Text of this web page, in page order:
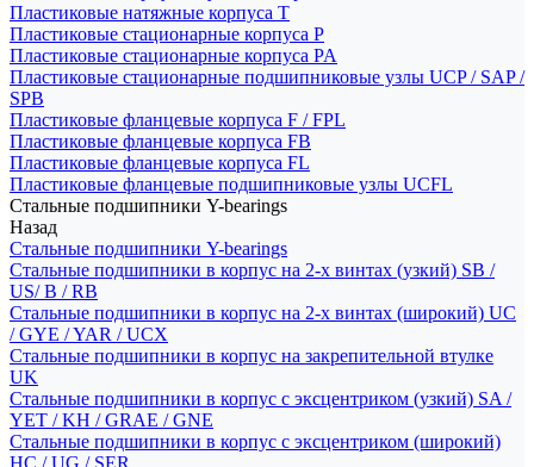
Пластиковые натяжные корпуса T
Пластиковые стационарные корпуса P
Пластиковые стационарные корпуса PA
Пластиковые стационарные подшипниковые узлы UCP / SAP /
SPB
Пластиковые фланцевые корпуса F / FPL
Пластиковые фланцевые корпуса FB
Пластиковые фланцевые корпуса FL
Пластиковые фланцевые подшипниковые узлы UCFL
Стальные подшипники Y-bearings
Назад
Стальные подшипники Y-bearings
Стальные подшипники в корпус на 2-х винтах (узкий) SB /
US/ B / RB
Стальные подшипники в корпус на 2-х винтах (широкий) UC
/ GYE / YAR / UCX
Стальные подшипники в корпус на закрепительной втулке
UK
Стальные подшипники в корпус с эксцентриком (узкий) SA /
YET / KH / GRAE / GNE
Стальные подшипники в корпус с эксцентриком (широкий)
HC / UG / SER